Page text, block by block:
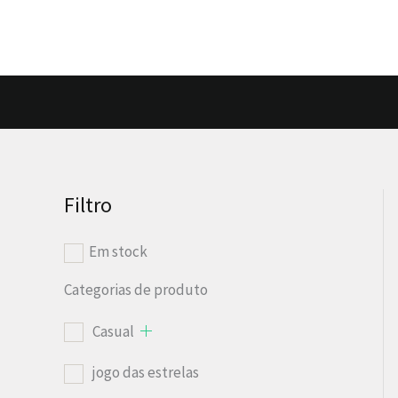
Filtro
Em stock
Categorias de produto
Casual
jogo das estrelas